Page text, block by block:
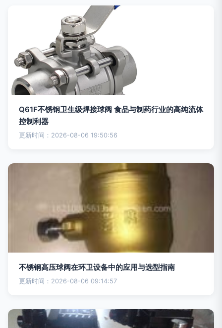
Q61F不锈钢卫生级焊接球阀 食品与制药行业的高纯流体
控制利器
更新时间：2026-08-06 19:50:56
不锈钢高压球阀在环卫设备中的应用与选型指南
更新时间：2026-08-06 09:14:57